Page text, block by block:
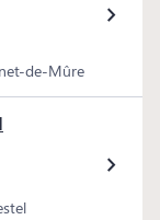
de-Mûre